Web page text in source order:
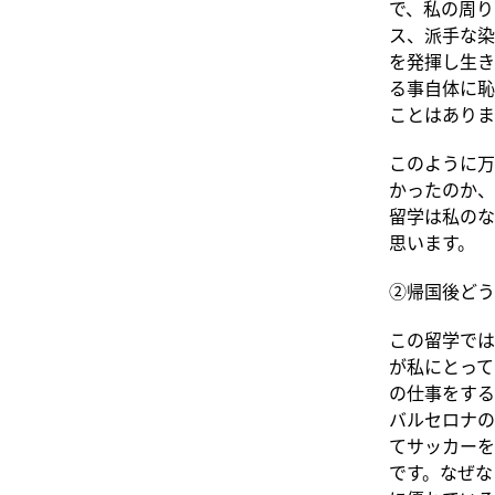
で、私の周
ス、派手な
を発揮し生
る事自体に
ことはあり
このように
かったのか
留学は私の
思います。
②帰国後ど
この留学で
が私にとっ
の仕事をす
バルセロナ
てサッカー
です。なぜ